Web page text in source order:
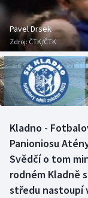
Baseball a
Basketbal
Biatlon
Boby a skeleton
Box
Curling
Dostihy
Soutěže
Historické
Aplikace ČT
AZ kvíz
Pavel Drsek
Zdroj: ČTK/ČTK
Kladno -
Panioniosu
Svědčí o tom
rodném Kladně
středu nastoupí